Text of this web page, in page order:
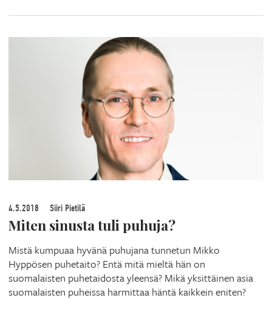
4.5.2018 Siiri Pietilä
Miten sinusta tuli puhuja?
Mistä kumpuaa hyvänä puhujana tunnetun Mikko
Hyppösen puhetaito? Entä mitä mieltä hän on
suomalaisten puhetaidosta yleensä? Mikä yksittäinen asia
suomalaisten puheissa harmittaa häntä kaikkein eniten?